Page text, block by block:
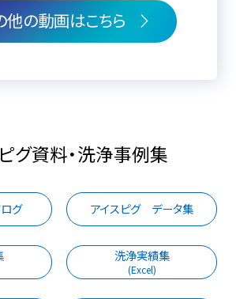
他の動画はこちら
グ資料・洗浄事例集
グ アイスピグ データ集
洗浄実績集
(Excel)